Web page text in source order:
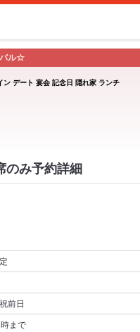
バル☆
デート 宴会 記念日 隠れ家 ランチ
み予約詳細
前日
まで